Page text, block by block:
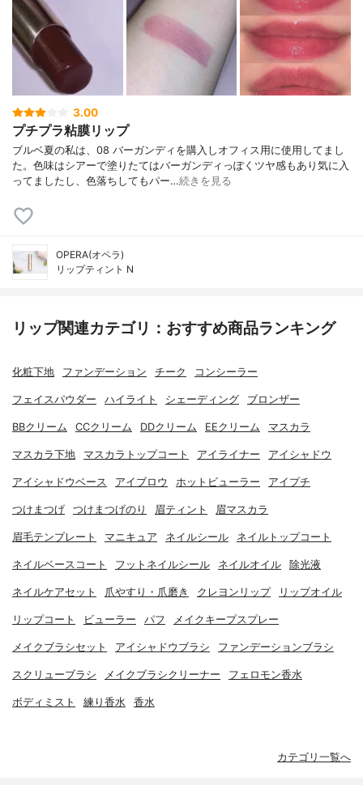
3.00
プチプラ粘膜リップ
ブルベ夏の私は、08 バーガンディを購入しオフィス用に使用してまし
た。色味はシアーで塗りたてはバーガンディっぽくツヤ感もあり気に入
ってましたし、色落ちしてもパー…続きを見る
OPERA(オペラ)
リップティント N
リップ関連カテゴリ：おすすめ商品ランキング
化粧下地 ファンデーション チーク コンシーラー
フェイスパウダー ハイライト シェーディング ブロンザー
BBクリーム CCクリーム DDクリーム EEクリーム マスカラ
マスカラ下地 マスカラトップコート アイライナー アイシャドウ
アイシャドウベース アイブロウ ホットビューラー アイプチ
つけまつげ つけまつげのり 眉ティント 眉マスカラ
眉毛テンプレート マニキュア ネイルシール ネイルトップコート
ネイルベースコート フットネイルシール ネイルオイル 除光液
ネイルケアセット 爪やすり・爪磨き クレヨンリップ リップオイル
リップコート ビューラー パフ メイクキープスプレー
メイクブラシセット アイシャドウブラシ ファンデーションブラシ
スクリューブラシ メイクブラシクリーナー フェロモン香水
ボディミスト 練り香水 香水
カテゴリ一覧へ